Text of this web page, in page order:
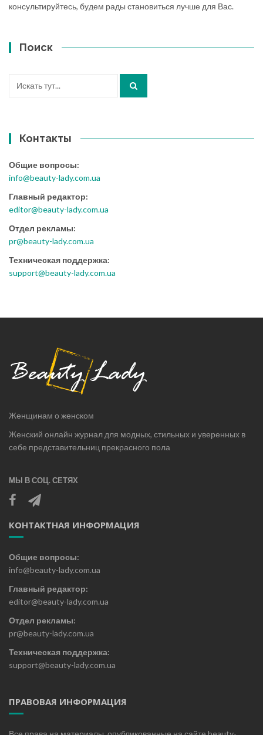
консультируйтесь, будем рады становиться лучше для Вас.
Поиск
Контакты
Общие вопросы:
info@beauty-lady.com.ua
Главный редактор:
editor@beauty-lady.com.ua
Отдел рекламы:
pr@beauty-lady.com.ua
Техническая поддержка:
support@beauty-lady.com.ua
Женщинам о женском
Женский онлайн журнал для модных, стильных и уверенных в
себе представительниц прекрасного пола
МЫ В СОЦ. СЕТЯХ
КОНТАКТНАЯ ИНФОРМАЦИЯ
Общие вопросы:
info@beauty-lady.com.ua
Главный редактор:
editor@beauty-lady.com.ua
Отдел рекламы:
pr@beauty-lady.com.ua
Техническая поддержка:
support@beauty-lady.com.ua
ПРАВОВАЯ ИНФОРМАЦИЯ